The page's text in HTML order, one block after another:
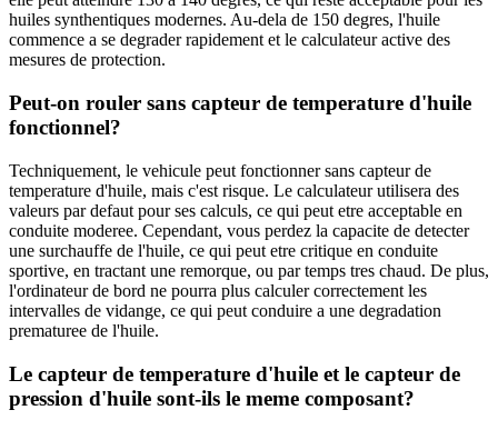
huiles synthentiques modernes. Au-dela de 150 degres, l'huile
commence a se degrader rapidement et le calculateur active des
mesures de protection.
Peut-on rouler sans capteur de temperature d'huile
fonctionnel?
Techniquement, le vehicule peut fonctionner sans capteur de
temperature d'huile, mais c'est risque. Le calculateur utilisera des
valeurs par defaut pour ses calculs, ce qui peut etre acceptable en
conduite moderee. Cependant, vous perdez la capacite de detecter
une surchauffe de l'huile, ce qui peut etre critique en conduite
sportive, en tractant une remorque, ou par temps tres chaud. De plus,
l'ordinateur de bord ne pourra plus calculer correctement les
intervalles de vidange, ce qui peut conduire a une degradation
prematuree de l'huile.
Le capteur de temperature d'huile et le capteur de
pression d'huile sont-ils le meme composant?